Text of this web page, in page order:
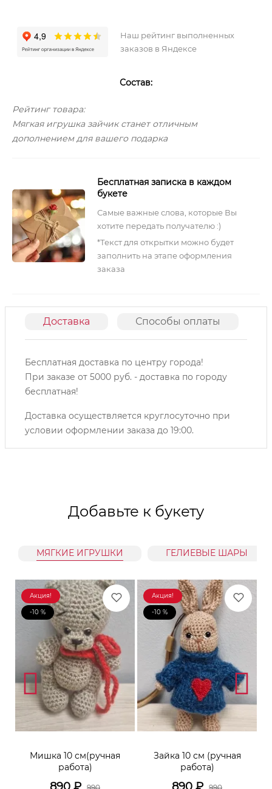
Наш рейтинг выполненных
заказов в Яндексе
Состав:
Рейтинг товара:
Мягкая игрушка зайчик станет отличным
дополнением для вашего подарка
Бесплатная записка в каждом
букете
Самые важные слова, которые Вы
хотите передать получателю :)
*Текст для открытки можно будет
заполнить на этапе оформления
заказа
Доставка Способы оплаты
Бесплатная доставка по центру города!
При заказе от 5000 руб. - доставка по городу
бесплатная!
Доставка осуществляется круглосуточно при
условии оформлении заказа до 19:00.
Добавьте к букету
МЯГКИЕ ИГРУШКИ ГЕЛИЕВЫЕ ШАРЫ
Акция!
-10 %
Мишка 10 см(ручная
работа)
Акция!
-10 %
Зайка 10 см (ручная
работа)